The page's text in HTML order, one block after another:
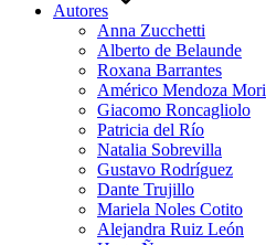
Autores
Anna Zucchetti
Alberto de Belaunde
Roxana Barrantes
Américo Mendoza Mori
Giacomo Roncagliolo
Patricia del Río
Natalia Sobrevilla
Gustavo Rodríguez
Dante Trujillo
Mariela Noles Cotito
Alejandra Ruiz León